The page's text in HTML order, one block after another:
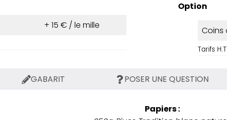
+ 15 € / le mille
Option
Coins
Tarifs H.T
GABARIT POSER UNE QUESTION
Papiers :